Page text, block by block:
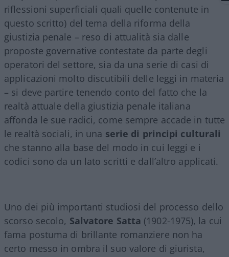
riflessioni superficiali quali quelle contenute in
questo scritto) del tema della riforma della
giustizia penale – reso di attualità sia dalle
proposte governative contestate da parte degli
operatori del settore, sia da una serie di casi di
applicazioni molto discutibili delle leggi in materia
– si deve partire tenendo conto del fatto che la
realtà attuale della giustizia penale italiana
affonda le sue radici, come sempre accade in tutte
le realtà sociali, in una serie di principi culturali
che stanno alla base del modo in cui leggi e i
codici sono da un lato scritti e dall’altro applicati.
Uno dei più importanti studiosi del processo dello
scorso secolo, Salvatore Satta (1902-1975), la cui
fama postuma di brillante romanziere non ha
certo messo in ombra il suo valore di giurista,